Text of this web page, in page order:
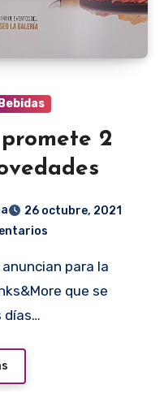
Bebidas
2
26 octubre, 2021
que se
días…